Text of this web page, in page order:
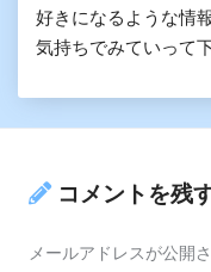
好きになるような情
気持ちでみていって
コメントを残
メールアドレスが公開